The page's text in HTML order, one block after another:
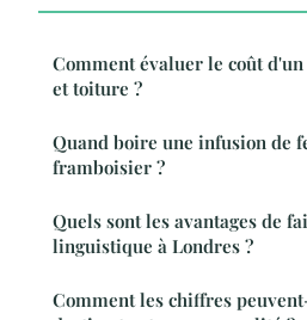
Comment évaluer le coût d'un
et toiture ?
Quand boire une infusion de
framboisier ?
Quels sont les avantages de
linguistique à Londres ?
Comment les chiffres